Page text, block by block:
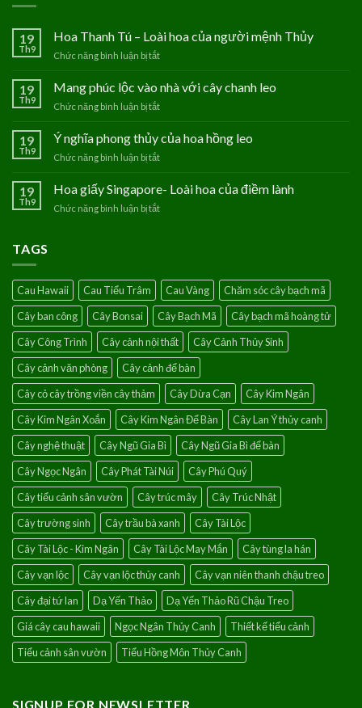
19
Th9
Hoa Thanh Tú – Loài hoa của người mệnh Thủy
Chức năng bình luận bị tắt
Thanh
hoa
Thủy
19
Th9
Mang phúc lộc vào nhà với cây chanh leo
Chức năng bình luận bị tắt
phúc
với
19
Th9
Ý nghĩa phong thủy của hoa hồng leo
Chức năng bình luận bị tắt
nghĩa
19
Th9
Hoa giấy Singapore- Loài hoa của điềm lành
Chức năng bình luận bị tắt
của
điềm
lành
TAGS
Cau Hawaii Cau Tiểu Trâm Cau Vàng
Chăm sóc cây bạch mã
Cây ban công
Cây Bonsai Cây Bạch Mã
Cây bạch mã hoàng tử
Cây Công Trình
Cây cảnh nội thất
Cây Cảnh Thủy Sinh
Cây cảnh văn phòng
Cây cảnh để bàn
Cây cỏ cây trồng viền cây thảm
Cây Dừa Cạn
Cây Kim Ngân
Cây Kim Ngân Xoắn
Cây Kim Ngân Để Bàn
Cây Lan Ý thủy canh
Cây nghệ thuật
Cây Ngũ Gia Bì
Cây Ngũ Gia Bì để bàn
Cây Ngọc Ngân
Cây Phát Tài Núi
Cây Phú Quý
Cây tiểu cảnh sân vườn
Cây trúc mây
Cây Trúc Nhật
Cây trường sinh
Cây trầu bà xanh
Cây Tài Lộc
Cây Tài Lộc - Kim Ngân
Cây Tài Lộc May Mắn
Cây tùng la hán
Cây vạn lộc
Cây vạn lộc thủy canh
Cây vạn niên thanh chậu treo
Cây đại tứ lan
Dạ Yến Thảo
Dạ Yến Thảo Rũ Chậu Treo
Giá cây cau hawaii
Ngọc Ngân Thủy Canh
Thiết kế tiểu cảnh
Tiểu cảnh sân vườn
Tiểu Hồng Môn Thủy Canh
SIGNUP FOR NEWSLETTER